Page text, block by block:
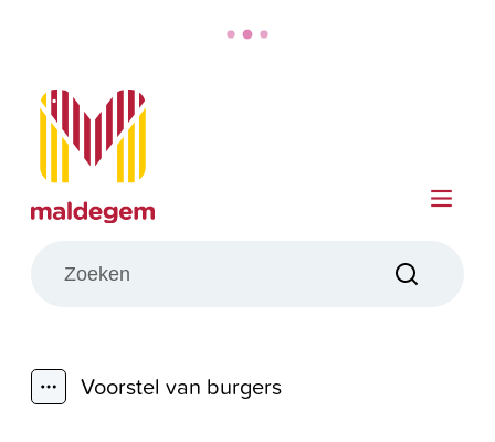
Maldegem
Zoeken
Toon alle broodkruimel items
Voorstel van burgers